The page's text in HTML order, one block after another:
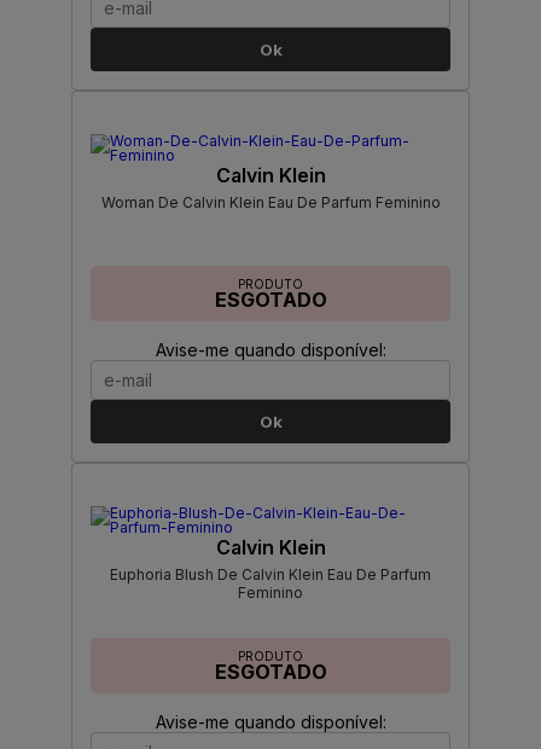
Ok
Calvin Klein
Woman De Calvin Klein Eau De Parfum Feminino
PRODUTO
ESGOTADO
Avise-me quando disponível:
Ok
Calvin Klein
Euphoria Blush De Calvin Klein Eau De Parfum
Feminino
PRODUTO
ESGOTADO
Avise-me quando disponível: